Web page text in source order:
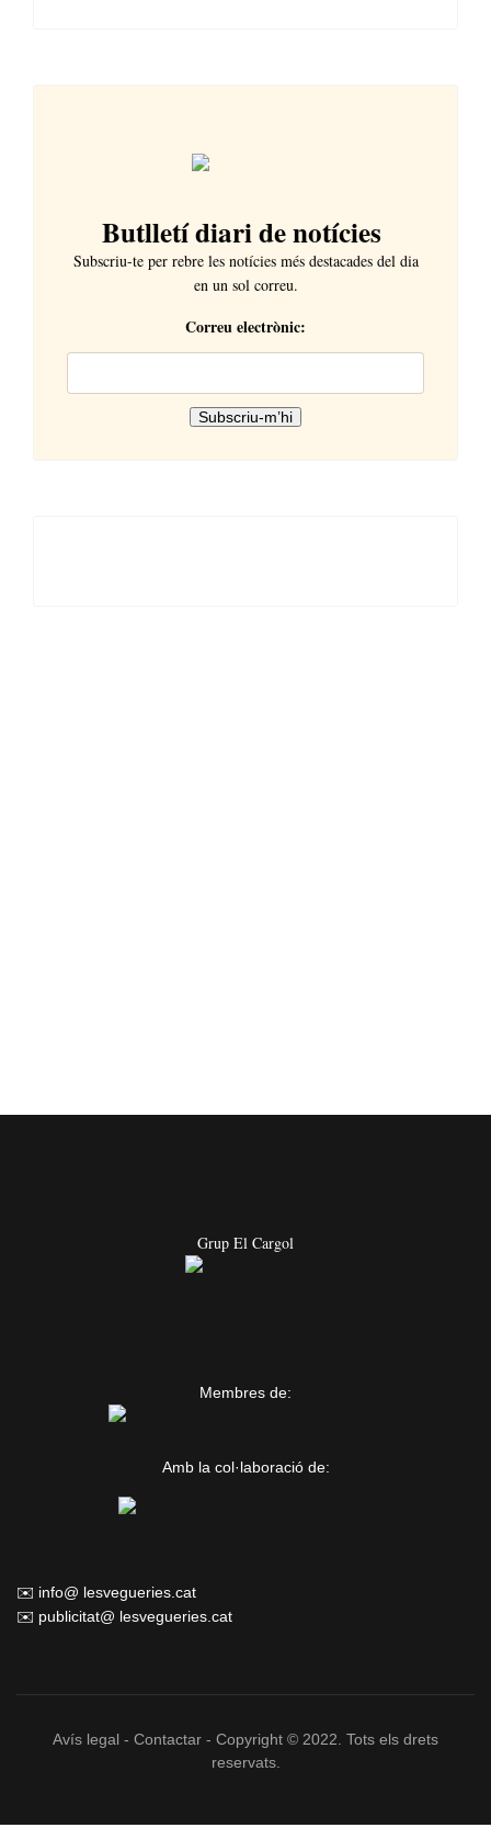
Butlletí diari de notícies
Subscriu-te per rebre les notícies més destacades del dia
en un sol correu.
Correu electrònic:
Grup El Cargol
Membres de:
Amb la col·laboració de:
✉️ info@ lesvegueries.cat
✉️ publicitat@ lesvegueries.cat
Avís legal - Contactar - Copyright © 2022. Tots els drets
reservats.